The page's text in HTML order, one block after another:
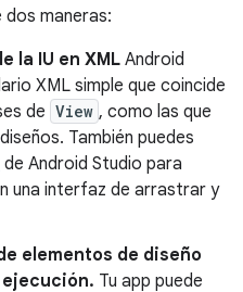
dos maneras:
la IU en XML Android
XML simple que coincide
de View , como las que
También puedes
de Android Studio para
una interfaz de arrastrar y
elementos de diseño
Tu app puede